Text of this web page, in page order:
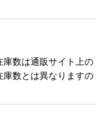
数は通販サイト上の
数とは異なりますの